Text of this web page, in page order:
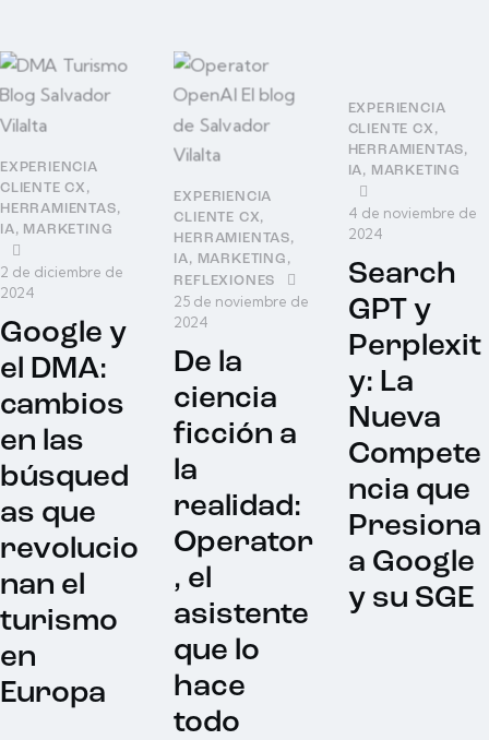
EXPERIENCIA
CLIENTE CX ,
HERRAMIENTAS,
IA, MARKETING
2 de diciembre de
2024
Google y
el DMA:
cambios
en las
búsqued
as que
revolucio
nan el
turismo
en
Europa
EXPERIENCIA
CLIENTE CX,
HERRAMIENTAS,
IA, MARKETING ,
REFLEXIONES
25 de noviembre de
2024
De la
ciencia
ficción a
la
realidad:
Operator
, el
asistente
que lo
hace
todo
EXPERIENCIA
CLIENTE CX ,
HERRAMIENTAS,
IA, MARKETING
4 de noviembre de
2024
Search
GPT y
Perplexit
y: La
Nueva
Compete
ncia que
Presiona
a Google
y su SGE